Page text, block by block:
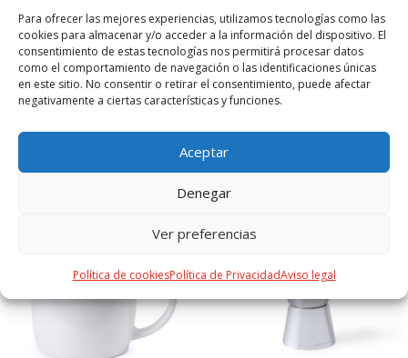
Para ofrecer las mejores experiencias, utilizamos tecnologías como las
cookies para almacenar y/o acceder a la información del dispositivo. El
consentimiento de estas tecnologías nos permitirá procesar datos
como el comportamiento de navegación o las identificaciones únicas
en este sitio. No consentir o retirar el consentimiento, puede afectar
negativamente a ciertas características y funciones.
Aceptar
Denegar
Ver preferencias
Política de cookiesPolítica de PrivacidadAviso legal
certificación GMP (Good Manufaturing Practices / Normas
de Correcta Fabricación) que garantiza el cumplimiento de
rigurosas medidas de control para la obtención de un
producto seguro y de calidad.
PRODUCTOS RELACIONADOS